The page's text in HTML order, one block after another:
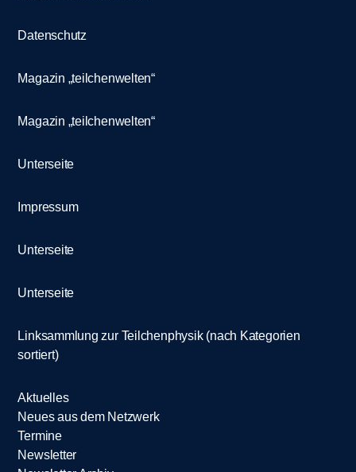
Datenschutz
Magazin „teilchenwelten“
Magazin „teilchenwelten“
Unterseite
Impressum
Unterseite
Unterseite
Linksammlung zur Teilchenphysik (nach Kategorien
sortiert)
Aktuelles
Neues aus dem Netzwerk
Termine
Newsletter